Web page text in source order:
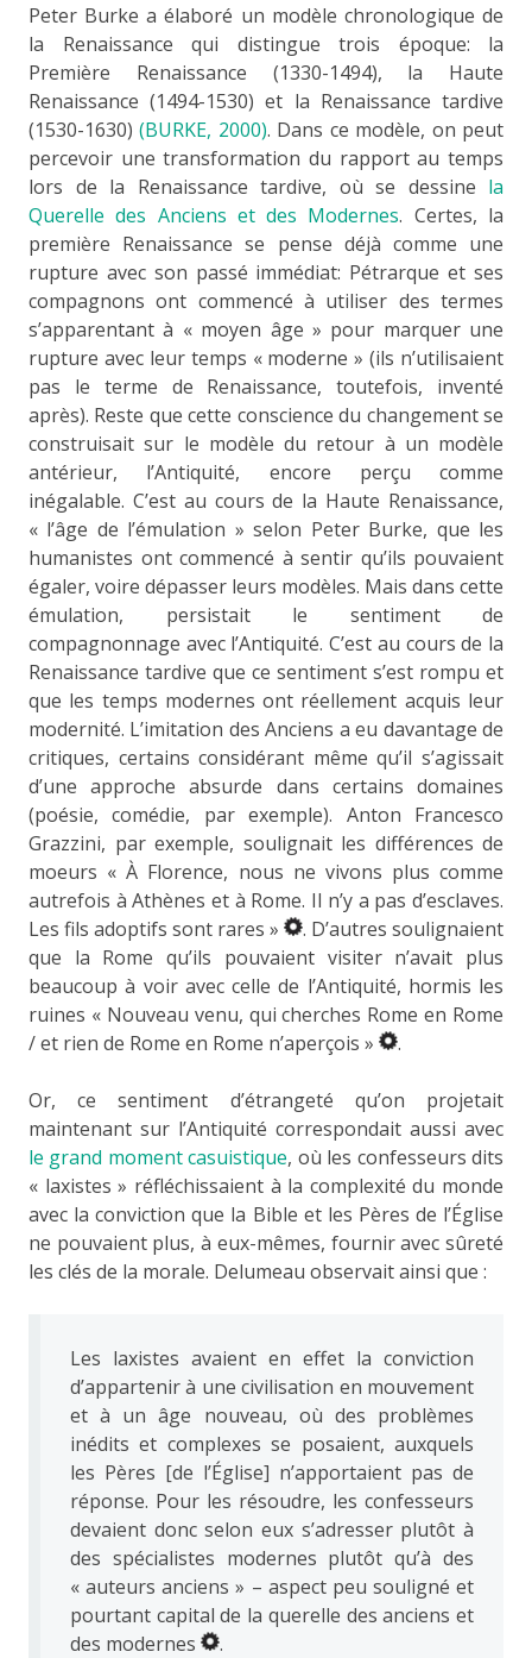
Peter Burke a élaboré un modèle chronologique de
la Renaissance qui distingue trois époque: la
Première Renaissance (1330-1494), la Haute
Renaissance (1494-1530) et la Renaissance tardive
(1530-1630)(BURKE, 2000). Dans ce modèle, on peut
percevoir une transformation du rapport au temps
lors de la Renaissance tardive, où se dessine la
Querelle des Anciens et des Modernes. Certes, la
première Renaissance se pense déjà comme une
rupture avec son passé immédiat: Pétrarque et ses
compagnons ont commencé à utiliser des termes
s’apparentant à « moyen âge » pour marquer une
rupture avec leur temps « moderne » (ils n’utilisaient
pas le terme de Renaissance, toutefois, inventé
après). Reste que cette conscience du changement se
construisait sur le modèle du retour à un modèle
antérieur, l’Antiquité, encore perçu comme
inégalable. C’est au cours de la Haute Renaissance,
« l’âge de l’émulation » selon Peter Burke, que les
humanistes ont commencé à sentir qu’ils pouvaient
égaler, voire dépasser leurs modèles. Mais dans cette
émulation, persistait le sentiment de
compagnonnage avec l’Antiquité. C’est au cours de la
Renaissance tardive que ce sentiment s’est rompu et
que les temps modernes ont réellement acquis leur
modernité. L’imitation des Anciens a eu davantage de
critiques, certains considérant même qu’il s’agissait
d’une approche absurde dans certains domaines
(poésie, comédie, par exemple). Anton Francesco
Grazzini, par exemple, soulignait les différences de
moeurs « À Florence, nous ne vivons plus comme
autrefois à Athènes et à Rome. Il n’y a pas d’esclaves.
Les fils adoptifs sont rares »
. D’autres soulignaient
que la Rome qu’ils pouvaient visiter n’avait plus
beaucoup à voir avec celle de l’Antiquité, hormis les
ruines « Nouveau venu, qui cherches Rome en Rome
/ et rien de Rome en Rome n’aperçois »
.
Or, ce sentiment d’étrangeté qu’on projetait
maintenant sur l’Antiquité correspondait aussi avec
le grand moment casuistique, où les confesseurs dits
« laxistes » réfléchissaient à la complexité du monde
avec la conviction que la Bible et les Pères de l’Église
ne pouvaient plus, à eux-mêmes, fournir avec sûreté
les clés de la morale. Delumeau observait ainsi que :
Les laxistes avaient en effet la conviction
d’appartenir à une civilisation en mouvement
et à un âge nouveau, où des problèmes
inédits et complexes se posaient, auxquels
les Pères [de l’Église] n’apportaient pas de
réponse. Pour les résoudre, les confesseurs
devaient donc selon eux s’adresser plutôt à
des spécialistes modernes plutôt qu’à des
« auteurs anciens » – aspect peu souligné et
pourtant capital de la querelle des anciens et
des modernes
.